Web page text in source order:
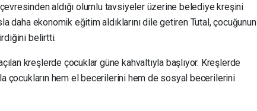
aldığı olumlu tavsiyeler üzerine belediye kreşini
daha ekonomik eğitim aldıklarını dile getiren Tutal, çocuğunun
belirtti.
kreşlerde çocuklar güne kahvaltıyla başlıyor. Kreşlerde
çocukların hem el becerilerini hem de sosyal becerilerini